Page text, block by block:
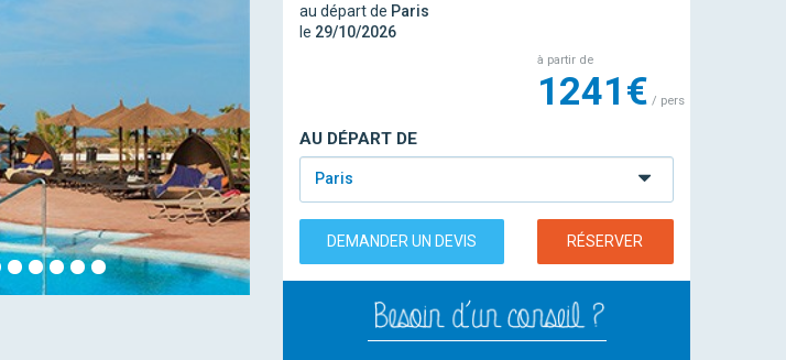
au départ de Paris
le 29/10/2026
à partir de
1241€ / pers
AU DÉPART DE
Paris
DEMANDER UN DEVIS RÉSERVER